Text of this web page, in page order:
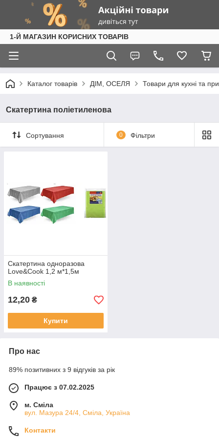
1-Й МАГАЗИН КОРИСНИХ ТОВАРІВ
Каталог товарів ДІМ, ОСЕЛЯ Товари для кухні та
Скатертина поліетиленова
Сортування 0 Фільтри
Скатертина одноразова
Love&Cook 1,2 м*1,5м
В наявності
12,20 ₴
Купити
Про нас
89% позитивних з 9 відгуків за рік
Працює з 07.02.2025
м. Сміла
вул. Мазура 24/4, Сміла, Україна
Контакти